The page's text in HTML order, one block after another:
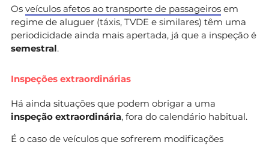
Os veículos afetos ao transporte de passageiros em
regime de aluguer (táxis, TVDE e similares) têm uma
periodicidade ainda mais apertada, já que a inspeção é
semestral.
Inspeções extraordinárias
Há ainda situações que podem obrigar a uma
inspeção extraordinária, fora do calendário habitual.
É o caso de veículos que sofrerem modificações